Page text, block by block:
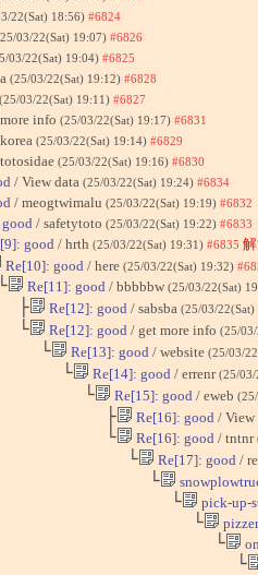
22(Sat) 18:56) #6824
03/22(Sat) 19:07) #6826
03/22(Sat) 19:04) #6825
(25/03/22(Sat) 19:12) #6828
(25/03/22(Sat) 19:11) #6827
info (25/03/22(Sat) 19:17) #6831
(25/03/22(Sat) 19:14) #6829
(25/03/22(Sat) 19:16) #6830
/ View data (25/03/22(Sat) 19:24) #6834
/ meogtwimalu (25/03/22(Sat) 19:19) #6832
/ safetytoto (25/03/22(Sat) 19:22) #6833
good / hrth (25/03/22(Sat) 19:31) #6835
Re[10]: good / here (25/03/22(Sat) 19:32)
Re[11]: good / bbbbbw (25/03/22(Sat)
Re[12]: good / sabsba (25/03/
Re[12]: good / get more info (25/
Re[13]: good / website (25/03/
Re[14]: good / errenr(25/
Re[15]: good / eweb
Re[16]: good /
Re[16]: good / tntnr
Re[17]: good /
pick-up-